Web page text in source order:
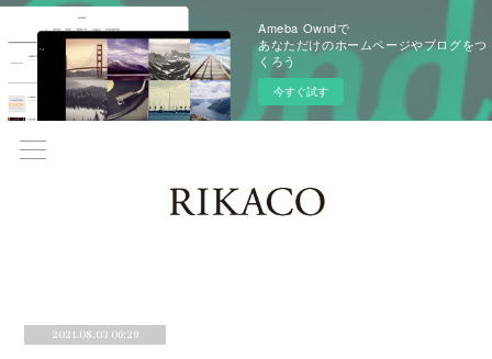
Ameba Owndで
あなただけのホームページやブログをつ
くろう
今すぐ試す
2021.08.03 06:29